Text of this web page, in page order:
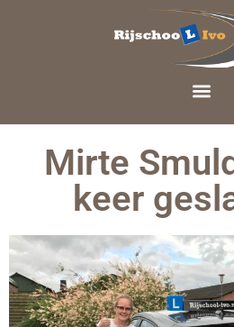
Mirte
keer